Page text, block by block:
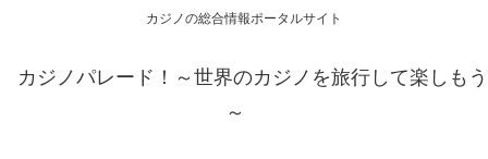
カジノの総合情報ポータルサイト
カジノパレード！～世界のカジノを旅行して楽しもう
～